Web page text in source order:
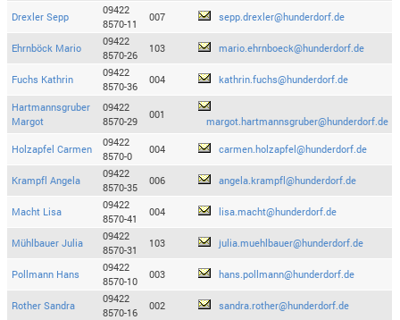
Drexler Sepp
09422
8570-11
007 sepp.drexler@hunderdorf.de
Ehrnböck Mario
09422
8570-26
103 mario.ehrnboeck@hunderdorf.de
Fuchs Kathrin
09422
8570-36
004 kathrin.fuchs@hunderdorf.de
Hartmannsgruber
Margot
09422
8570-29
001
margot.hartmannsgruber@hunderdorf.de
Holzapfel Carmen
09422
8570-0
004 carmen.holzapfel@hunderdorf.de
Krampfl Angela
09422
8570-35
006 angela.krampfl@hunderdorf.de
Macht Lisa
09422
8570-41
004 lisa.macht@hunderdorf.de
Mühlbauer Julia
09422
8570-31
103 julia.muehlbauer@hunderdorf.de
Pollmann Hans
09422
8570-10
003 hans.pollmann@hunderdorf.de
Rother Sandra
09422
8570-16
002 sandra.rother@hunderdorf.de